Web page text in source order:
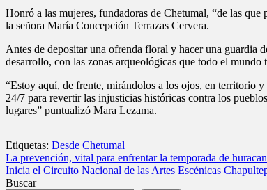
Honró a las mujeres, fundadoras de Chetumal, “de las
la señora María Concepción Terrazas Cervera.
Antes de depositar una ofrenda floral y hacer una guardia
desarrollo, con las zonas arqueológicas que todo el
“Estoy aquí, de frente, mirándolos a los ojos, en territorio
24/7 para revertir las injusticias históricas contra los
lugares” puntualizó Mara Lezama.
Etiquetas: Desde Chetumal
Navegación
de
La prevención, vital para enfrentar la temporada de
Inicia el Circuito Nacional de las Artes Escénicas
Buscar